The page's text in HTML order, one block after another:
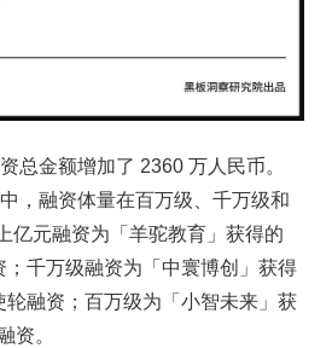
总金额增加了 2360 万人民币。
，融资体量在百万级、千万级和
亿元融资为「羊驼教育」获得的
；千万级融资为「中寰博创」获得
轮融资；百万级为「小智未来」获
资。